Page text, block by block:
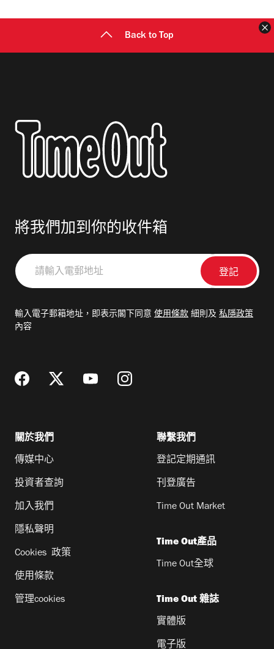
Back to Top
將我們加到你的收件箱
請
輸
郵
輸入電子郵箱地址，即表示閣下同意 使用條款 細則及 私隱政策
內容
關於我們
傳媒中心
投資者查詢
加入我們
隱私聲明
Cookies 政策
使用條款
管理cookies
聯繫我們
登記定期通訊
刊登廣告
Time Out Market
Time Out產品
Time Out全球
Time Out 雜誌
實體版
電子版